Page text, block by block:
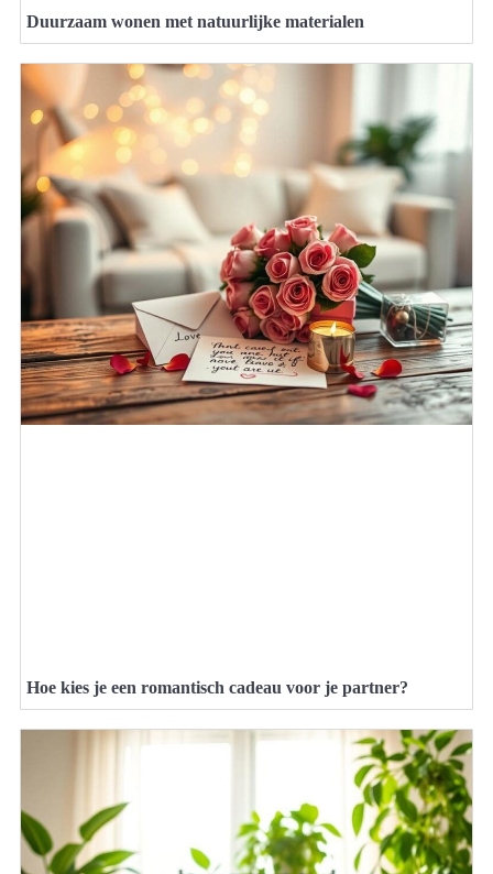
Duurzaam wonen met natuurlijke materialen
Hoe kies je een romantisch cadeau voor je partner?